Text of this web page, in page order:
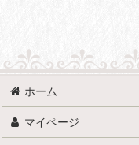
ホーム
マイページ